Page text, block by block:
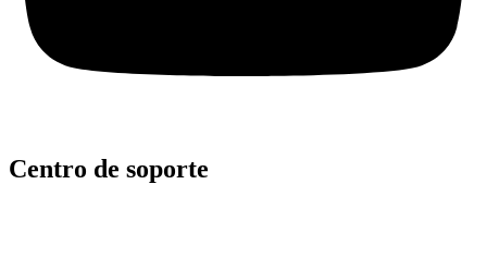
Centro de soporte